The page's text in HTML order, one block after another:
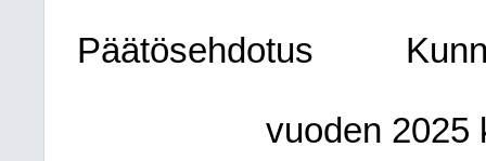
Päätösehdotus
vuoden 2025